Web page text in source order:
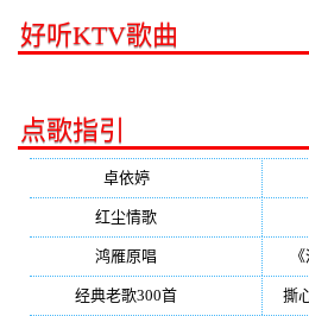
好听KTV歌曲
点歌指引
卓依婷(350)
红尘情歌
鸿雁原唱
经典老歌300首 撕